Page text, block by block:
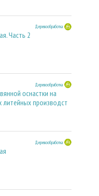
Деревообработка
Часть 2
Деревообработка
оснастки на
литейных производст
Деревообработка